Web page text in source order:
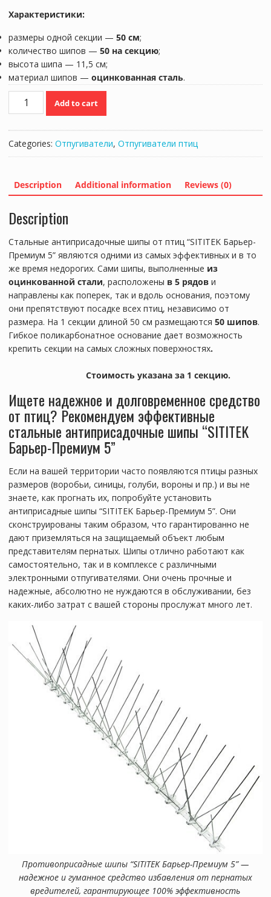
Характеристики:
размеры одной секции — 50 см;
количество шипов — 50 на секцию;
высота шипа — 11,5 см;
материал шипов — оцинкованная сталь.
Стальные
антиприсадочные
птиц
Премиум
"
см,
50
шипов,
5
рядов)
quantity
Add to cart
Categories: Отпугиватели, Отпугиватели птиц
Description Additional information Reviews (0)
Description
Стальные антиприсадочные шипы от птиц “SITITEK Барьер-
Премиум 5” являются одними из самых эффективных и в то
же время недорогих. Сами шипы, выполненные из
оцинкованной стали, расположены в 5 рядови
направлены как поперек, так и вдоль основания, поэтому
они препятствуют посадке всех птиц, независимо от
размера. На 1 секции длиной 50 см размещаются 50 шипов.
Гибкое поликарбонатное основание дает возможность
крепить секции на самых сложных поверхностях.
Стоимость указана за 1 секцию.
Ищете надежное и долговременное средство
от птиц? Рекомендуем эффективные
стальные антиприсадочные шипы “SITITEK
Барьер-Премиум 5”
Если на вашей территории часто появляются птицы разных
размеров (воробьи, синицы, голуби, вороны и пр.) и вы не
знаете, как прогнать их, попробуйте установить
антиприсадные шипы “SITITEK Барьер-Премиум 5”. Они
сконструированы таким образом, что гарантированно не
дают приземляться на защищаемый объект любым
представителям пернатых. Шипы отлично работают как
самостоятельно, так и в комплексе с различными
электронными отпугивателями. Они очень прочные и
надежные, абсолютно не нуждаются в обслуживании, без
каких-либо затрат с вашей стороны прослужат много лет.
Противоприсадные шипы “SITITEK Барьер-Премиум 5” —
надежное и гуманное средство избавления от пернатых
вредителей, гарантирующее 100% эффективность